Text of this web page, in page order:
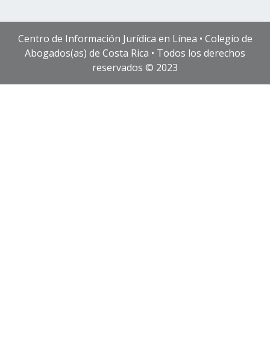
Centro de Información Jurídica en Línea • Colegio de
Abogados(as) de Costa Rica • Todos los derechos
reservados © 2023